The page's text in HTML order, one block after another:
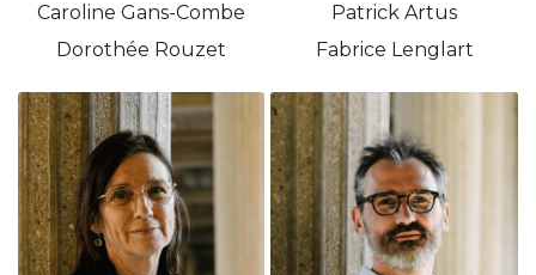
Caroline Gans-Combe
Patrick Artus
Dorothée Rouzet
Fabrice Lenglart